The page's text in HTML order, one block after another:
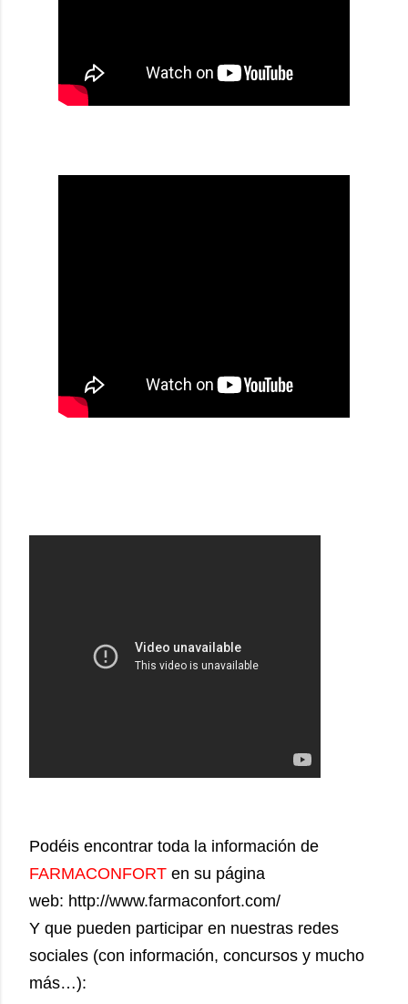
Podéis encontrar toda la información de
FARMACONFORT en su página
web: http://www.farmaconfort.com/
Y que pueden participar en nuestras redes
sociales (con información, concursos y mucho
más…):